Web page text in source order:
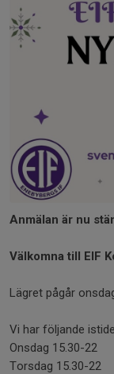
Anmälan är nu
Välkomna till EIF
Lägret pågår
Vi har följande
Onsdag 15.30-22
Torsdag 15.30-22